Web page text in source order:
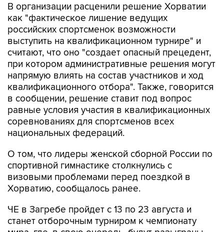
В организации расценили решение Хорватии
как "фактическое лишение ведущих
российских спортсменок возможности
выступить на квалификационном турнире" и
считают, что оно "создает опасный прецедент,
при котором административные решения могут
напрямую влиять на состав участников и ход
квалификационного отбора". Также, говорится
в сообщении, решение ставит под вопрос
равные условия участия в квалификационных
соревнованиях для спортсменов всех
национальных федераций.
О том, что лидеры женской сборной России по
спортивной гимнастике столкнулись с
визовыми проблемами перед поездкой в
Хорватию, сообщалось ранее.
ЧЕ в Загребе пройдет с 13 по 23 августа и
станет отборочным турниром к чемпионату